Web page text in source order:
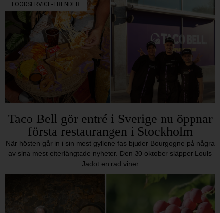
FOODSERVICE-TRENDER
Taco Bell gör entré i Sverige nu öppnar
första restaurangen i Stockholm
När hösten går in i sin mest gyllene fas bjuder Bourgogne på några
av sina mest efterlängtade nyheter. Den 30 oktober släpper Louis
Jadot en rad viner